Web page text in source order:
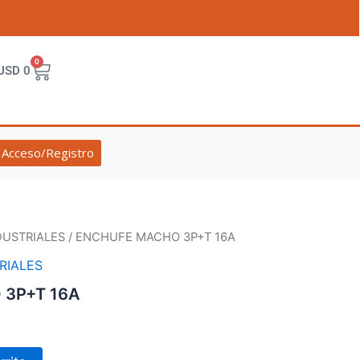
0
0
Cart
Acceso/Registro
/ ENCHUFE MACHO 3P+T 16A
3P+T 16A